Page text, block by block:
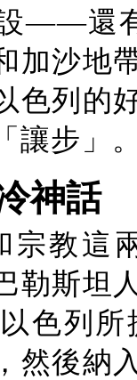
——還
加沙地
色列的
讓步」
神話
宗教這
勒斯坦
色列
然後納